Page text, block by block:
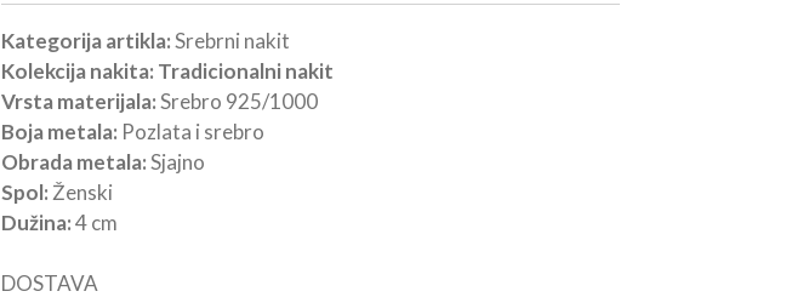
Kategorija artikla:Srebrni nakit
Kolekcija nakita: Tradicionalni nakit
Vrsta materijala:Srebro 925/1000
Boja metala: Pozlata i srebro
Obrada metala:Sjajno
Spol: Ženski
Dužina:4 cm
DOSTAVA